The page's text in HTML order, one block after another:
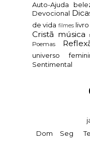
Auto-Ajuda
Devocional
de vida filmes livro
Cristã música
Poemas
universo
Sentimental
Dom Seg